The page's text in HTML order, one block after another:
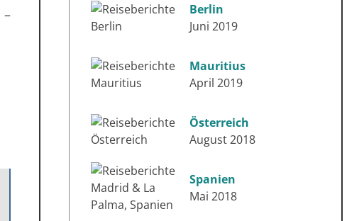
–
Berlin
Juni 2019
Mauritius
April 2019
Österreich
August 2018
Spanien
Mai 2018